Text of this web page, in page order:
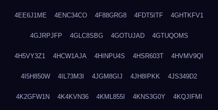
4EE6J1ME 4ENC34CO 4F88GRG8 4FDT5ITF 4GHTKFV1
4GJRPJFP 4GLC8SBG 4GOTUJAD 4GTUQOMS
4H5VY3Z1 4HCW1AJA 4HINPU4S 4HSR603T 4HVMV9QI
4I5H850W 4IL73M3I 4JGM8GIJ 4JH8IPKK 4JS349D2
4K2GFW1N 4K4KVN36 4KML855I 4KNS3G0Y 4KQJIFMI